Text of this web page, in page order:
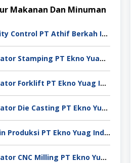
Makanan Dan Minuman
Quality Control PT Athif Berkah Indonesia Semarang
Operator Stamping PT Ekno Yuag Indonesia Cikarang
Operator Forklift PT Ekno Yuag Indonesia Bekasi
Operator Die Casting PT Ekno Yuag Indonesia Bekasi
Admin Produksi PT Ekno Yuag Indonesia Bekasi
Operator CNC Milling PT Ekno Yuag Indonesia Bekasi